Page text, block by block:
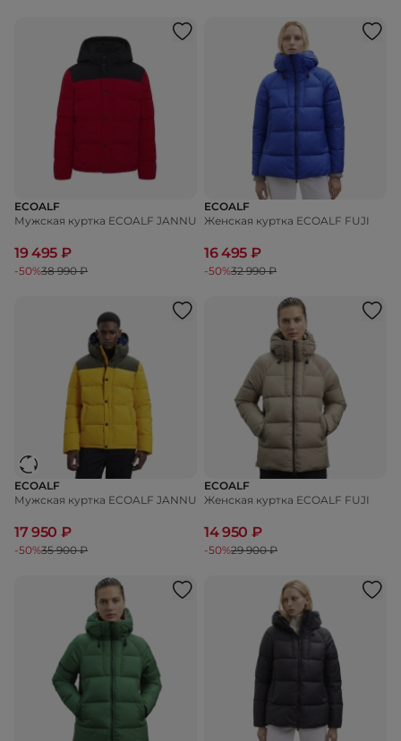
ECOALF
Мужская куртка ECOALF JANNU
19 495 ₽
-50%38 990 ₽
ECOALF
Женская куртка ECOALF FUJI
16 495 ₽
-50%32 990 ₽
ECOALF
Мужская куртка ECOALF JANNU
17 950 ₽
-50%35 900 ₽
ECOALF
Женская куртка ECOALF FUJI
14 950 ₽
-50%29 900 ₽